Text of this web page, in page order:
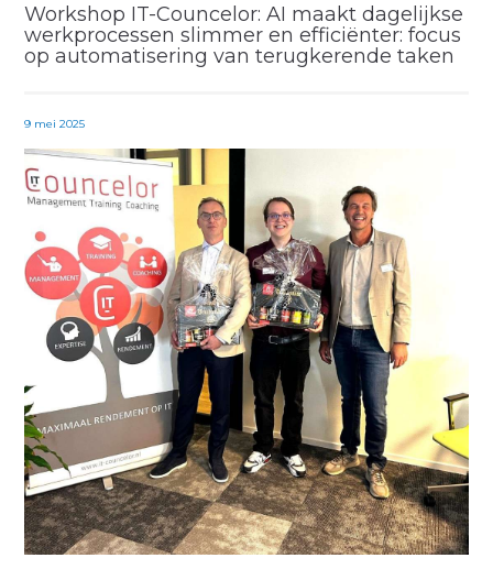
Workshop IT-Councelor: AI maakt dagelijkse
werkprocessen slimmer en efficiënter: focus
op automatisering van terugkerende taken
9 mei 2025